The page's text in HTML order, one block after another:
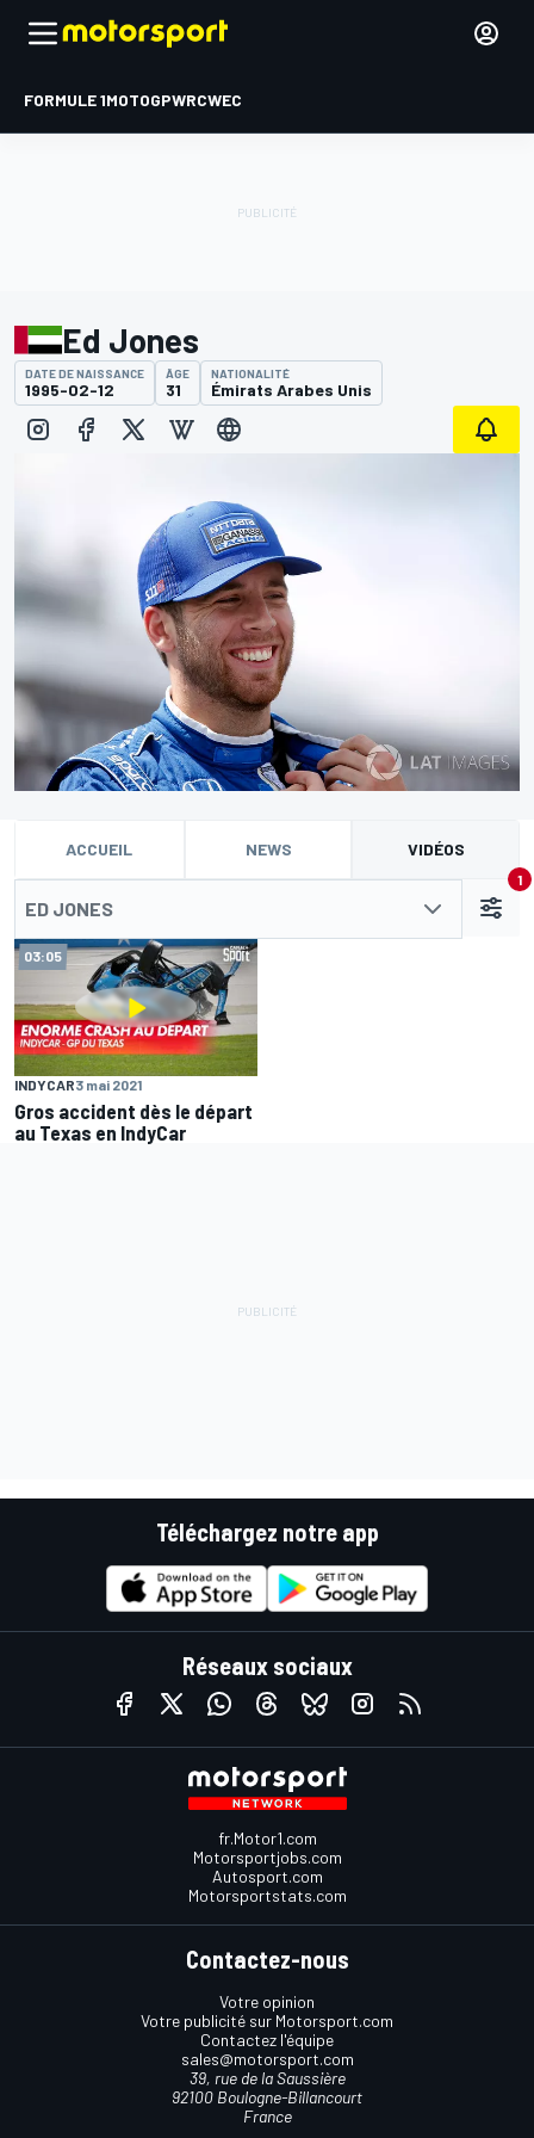
FORMULE 1MOTOGPWRCWEC
Ed Jones
DATE DE NAISSANCE
1995-02-12
ÂGE
31
NATIONALITÉ
Émirats Arabes Unis
ACCUEIL NEWS VIDÉOS
ED JONES
1
03:05
INDYCAR3 mai 2021
Gros accident dès le départ
au Texas en IndyCar
Téléchargez notre app
Réseaux sociaux
fr.Motor1.com
Motorsportjobs.com
Autosport.com
Motorsportstats.com
Contactez-nous
Votre opinion
Votre publicité sur Motorsport.com
Contactez l'équipe
sales@motorsport.com
39, rue de la Saussière
92100 Boulogne-Billancourt
France